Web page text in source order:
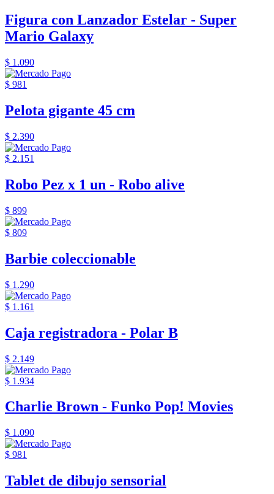
Figura con Lanzador Estelar - Super
Mario Galaxy
$ 1.090
$ 981
Pelota gigante 45 cm
$ 2.390
$ 2.151
Robo Pez x 1 un - Robo alive
$ 899
$ 809
Barbie coleccionable
$ 1.290
$ 1.161
Caja registradora - Polar B
$ 2.149
$ 1.934
Charlie Brown - Funko Pop! Movies
$ 1.090
$ 981
Tablet de dibujo sensorial